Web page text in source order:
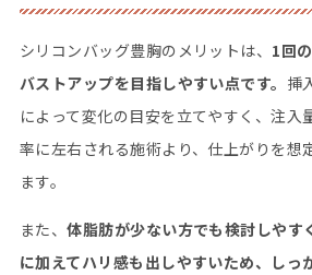
シリコンバッグ豊胸のメリットは、 1回
バストアップを目指しやすい点です。 挿
によって変化の目安を立てやすく、注入
率に左右される施術より、仕上がりを想
ます。
また、体脂肪が少ない方でも検討しやす
に加えてハリ感も出しやすいため、しっ